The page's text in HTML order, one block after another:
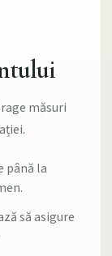
măsuri
până la
să asigure